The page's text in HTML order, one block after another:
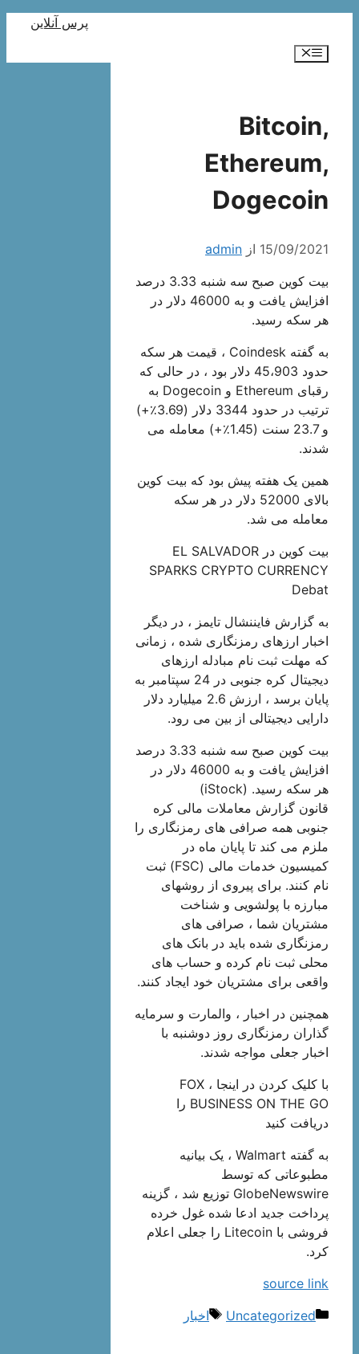
پرس آنلاین
فهرست
Bitcoin,
Ethereum,
Dogecoin
15/09/2021 از admin
بیت کوین صبح سه شنبه 3.33 درصد
افزایش یافت و به 46000 دلار در
هر سکه رسید.
به گفته Coindesk ، قیمت هر سکه
حدود 45،903 دلار بود ، در حالی که
رقبای Ethereum و Dogecoin به
ترتیب در حدود 3344 دلار (3.69٪+)
و 23.7 سنت (1.45٪+) معامله می
شدند.
همین یک هفته پیش بود که بیت کوین
بالای 52000 دلار در هر سکه
معامله می شد.
بیت کوین در EL SALVADOR
SPARKS CRYPTO CURRENCY
Debat
به گزارش فایننشال تایمز ، در دیگر
اخبار ارزهای رمزنگاری شده ، زمانی
که مهلت ثبت نام مبادله ارزهای
دیجیتال کره جنوبی در 24 سپتامبر به
پایان برسد ، ارزش 2.6 میلیارد دلار
دارایی دیجیتالی از بین می رود.
بیت کوین صبح سه شنبه 3.33 درصد
افزایش یافت و به 46000 دلار در
هر سکه رسید. (iStock)
قانون گزارش معاملات مالی کره
جنوبی همه صرافی های رمزنگاری را
ملزم می کند تا پایان ماه در
کمیسیون خدمات مالی (FSC) ثبت
نام کنند. برای پیروی از روشهای
مبارزه با پولشویی و شناخت
مشتریان شما ، صرافی های
رمزنگاری شده باید در بانک های
محلی ثبت نام کرده و حساب های
واقعی برای مشتریان خود ایجاد کنند.
همچنین در اخبار ، والمارت و سرمایه
گذاران رمزنگاری روز دوشنبه با
اخبار جعلی مواجه شدند.
با کلیک کردن در اینجا ، FOX
BUSINESS ON THE GO را
دریافت کنید
به گفته Walmart ، یک بیانیه
مطبوعاتی که توسط
GlobeNewswire توزیع شد ، گزینه
پرداخت جدید ادعا شده غول خرده
فروشی با Litecoin را جعلی اعلام
کرد.
source link
دسته‌ها
Uncategorized برچسب‌ها
اخبار